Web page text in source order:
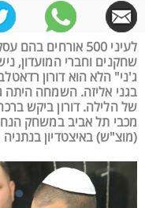
לעיני 500 אורחים
שחקנים וחברי המועדון,
ג'ני" הלא הוא דורון
בגני אליזה. השמחה
של הלילה. דורון ביקש
מכבי תל אביב במשחק
(מוצ"ש) באיצטדיון בנתניה